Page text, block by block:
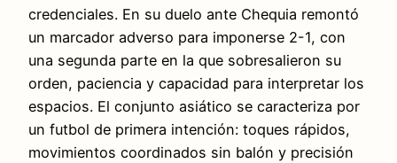
credenciales. En su duelo ante Chequia remontó
un marcador adverso para imponerse 2-1, con
una segunda parte en la que sobresalieron su
orden, paciencia y capacidad para interpretar los
espacios. El conjunto asiático se caracteriza por
un futbol de primera intención: toques rápidos,
movimientos coordinados sin balón y precisión